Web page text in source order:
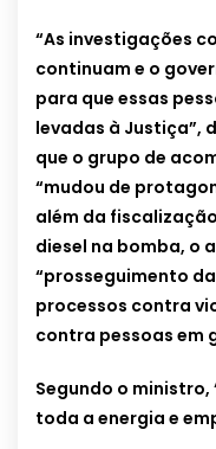
“As investigações
continuam e o
para que essas
levadas à Justiça”,
que o grupo de
“mudou de
além da
diesel na bomba, o
“prosseguimento
processos contra
contra pessoas em
Segundo o
toda a energia e